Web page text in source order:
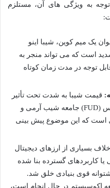
توجه به ویژگی های آن، مستلزم
یک میم کوین، شیبا اینو
است که می تواند منجر به
توجه در مدت زمان کوتاه
قیمت شیبا به شدت تحت تأثیر
شور و هیجان (FOMO) یا ترس (FUD) جامعه شیب آرمی و
است که این موضوع پیش بینی
بسیاری از ارزهای دیجیتال
یا کاربردهای گسترده بنا شده
پشتوانه قوی بنیادی خلق شد.
اکوسیستم در حال انجام است،